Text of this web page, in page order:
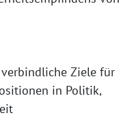
Ziele für
in Politik,